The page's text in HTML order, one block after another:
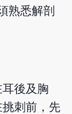
熟悉解剖
後及胸
刺前，先